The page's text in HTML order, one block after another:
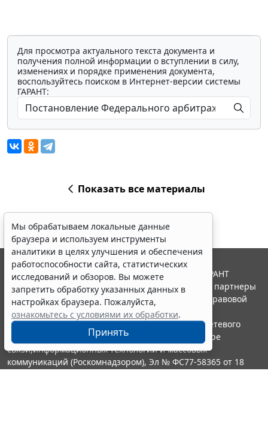
Для просмотра актуального текста документа и
получения полной информации о вступлении в силу,
изменениях и порядке применения документа,
воспользуйтесь поиском в Интернет-версии системы
ГАРАНТ:
Показать все материалы
Мы обрабатываем локальные данные
браузера и используем инструменты
аналитики в целях улучшения и обеспечения
работоспособности сайта, статистических
исследований и обзоров. Вы можете
запретить обработку указанных данных в
настройках браузера. Пожалуйста,
ознакомьтесь с условиями их обработки.
Принять
© ООО "НПП "ГАРАНТ-СЕРВИС", 2026. Система ГАРАНТ
выпускается с 1990 года. Компания "Гарант" и ее партнеры
являются участниками Российской ассоциации правовой
информации ГАРАНТ.
Портал ГАРАНТ.РУ зарегистрирован в качестве сетевого
издания Федеральной службой по надзору в сфере
связи,информационных технологий и массовых
коммуникаций (Роскомнадзором), Эл № ФС77-58365 от 18